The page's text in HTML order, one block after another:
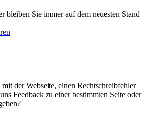
bleiben Sie immer auf dem neuesten Stand
der Webseite, einen Rechtschreibfehler
Feedback zu einer bestimmten Seite oder